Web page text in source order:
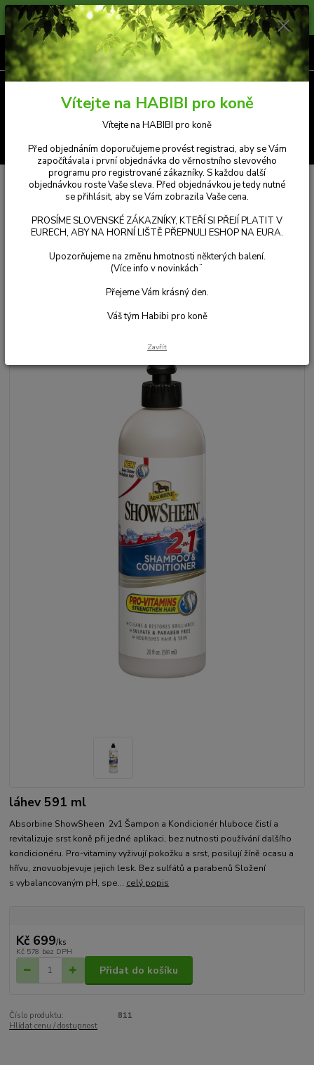
Prosíme zákazníky, kteří si přejí platit v Eurech, aby na horní liště přepnuli
měnu e-shopu na eura. Příjemný nákup.
CZK
Hledat
0ks
zaKč 0,00
Kosmetika
Šampón a kondicionér pro koně Absorbine ShowSheen
dva v jednom
Šampón a kondicionér pro koně
Absorbine ShowSheen dva v
jednom
láhev 591 ml
Absorbine ShowSheen 2v1 Šampon a Kondicionér hluboce čistí a
revitalizuje srst koně při jedné aplikaci, bez nutnosti používání dalšího
kondicionéru. Pro-vitaminy vyživují pokožku a srst, posilují žíně ocasu a
hřívu, znovuobjevuje jejich lesk. Bez sulfátů a parabenů Složení
s vybalancovaným pH, spe... celý popis
Kč 699/ks
Kč 578 bez DPH
Přidat do košíku
Číslo produktu:
811
Hlídat cenu / dostupnost
Vítejte na HABIBI pro koně
Vítejte na HABIBI pro koně
Před objednáním doporučujeme provést registraci, aby se Vám
započítávala i první objednávka do věrnostního slevového
programu pro registrované zákazníky. S každou další
objednávkou roste Vaše sleva. Před objednávkou je tedy nutné
se přihlásit, aby se Vám zobrazila Vaše cena.
PROSÍME SLOVENSKÉ ZÁKAZNÍKY, KTEŘÍ SI PŘEJÍ PLATIT V
EURECH, ABY NA HORNÍ LIŠTĚ PŘEPNULI ESHOP NA EURA.
Upozorňujeme na změnu hmotnosti některých balení.
(Více info v novinkách¨
Přejeme Vám krásný den.
Váš tým Habibi pro koně
Zavřít